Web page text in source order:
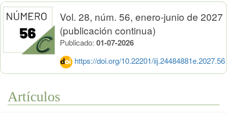
Vol. 28, núm. 56, enero-junio de 2027
(publicación continua)
Publicado: 01-07-2026
https://doi.org/10.22201/iij.24484881e.2027.56
Artículos